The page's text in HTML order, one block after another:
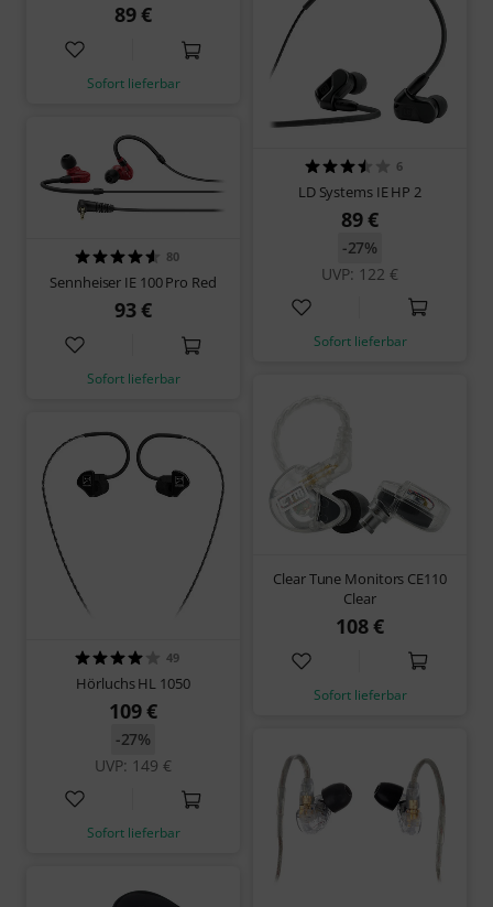
89 €
Sofort lieferbar
6
LD Systems IE HP 2
89 €
UVP: 122 €
-27%
Sofort lieferbar
80
Sennheiser IE 100 Pro Red
93 €
Sofort lieferbar
Clear Tune Monitors CE110
Clear
108 €
Sofort lieferbar
49
Hörluchs HL 1050
109 €
UVP: 149 €
-27%
Sofort lieferbar